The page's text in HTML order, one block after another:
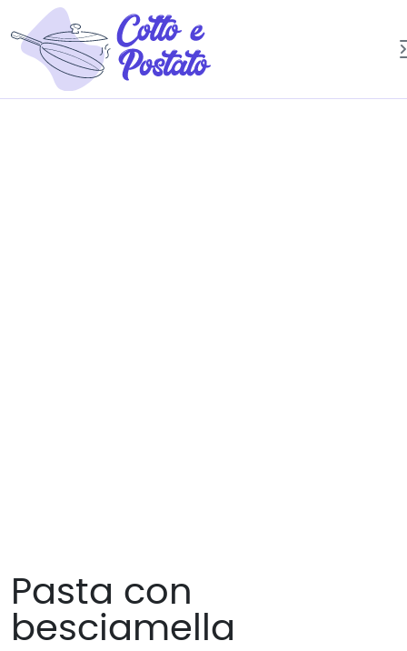
Pasta con
besciamella